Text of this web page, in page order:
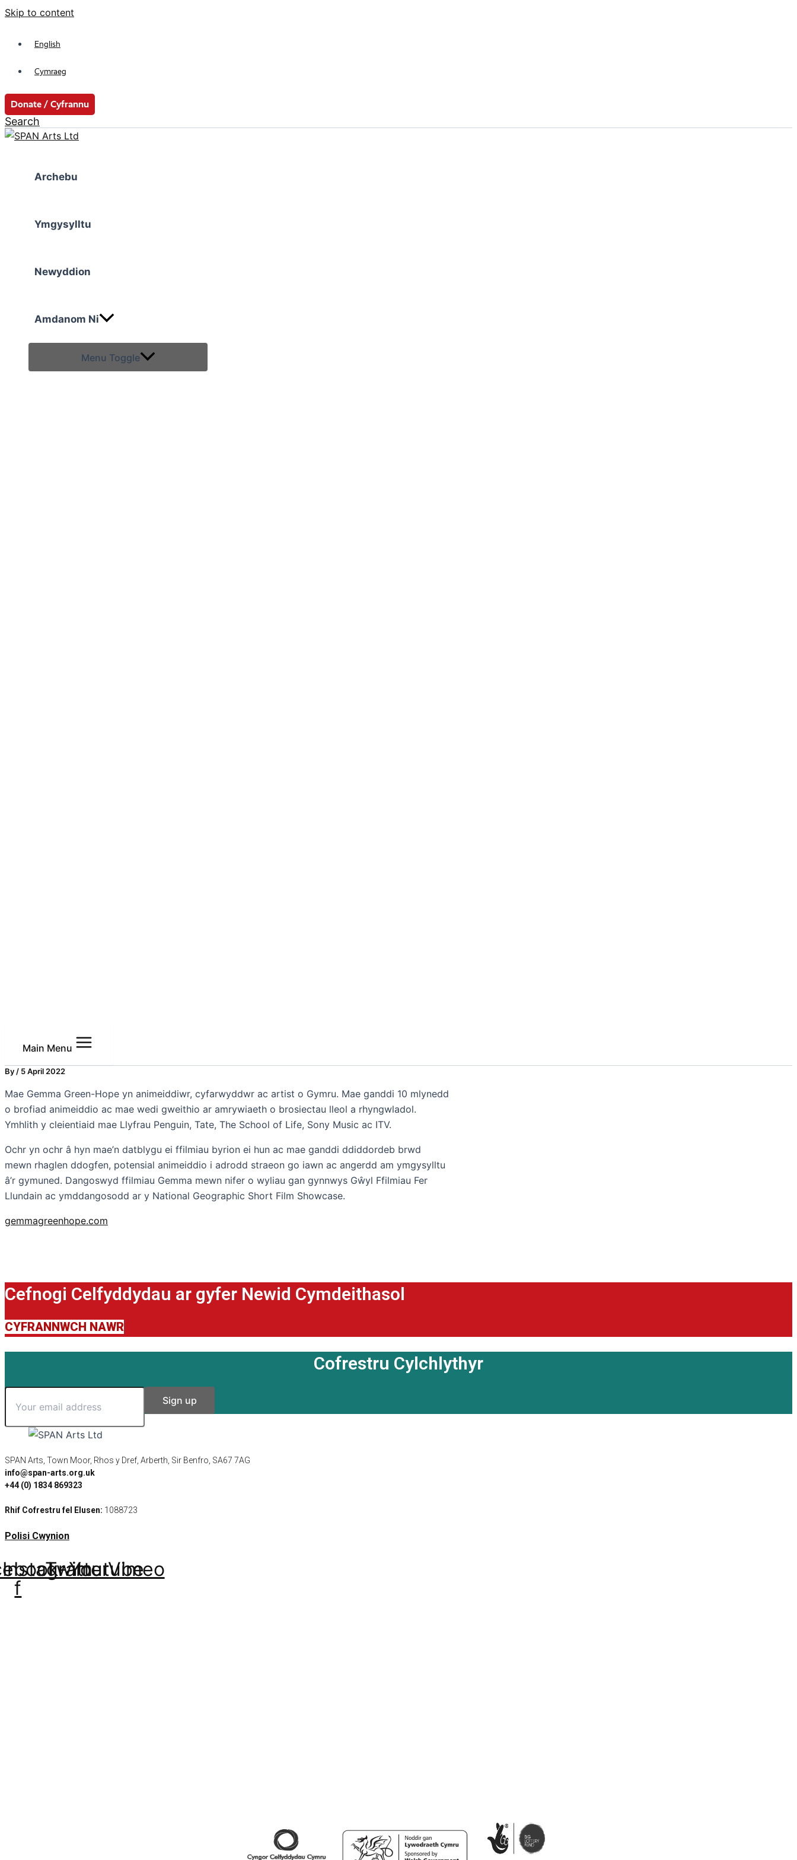
Skip to content
English
Cymraeg
Donate / Cyfrannu
Search
Archebu
Ymgysylltu
Newyddion
Amdanom Ni
Menu Toggle
Main Menu
By / 5 April 2022
Mae Gemma Green-Hope yn animeiddiwr, cyfarwyddwr ac artist o Gymru. Mae ganddi 10 mlynedd
o brofiad animeiddio ac mae wedi gweithio ar amrywiaeth o brosiectau lleol a rhyngwladol.
Ymhlith y cleientiaid mae Llyfrau Penguin, Tate, The School of Life, Sony Music ac ITV.
Ochr yn ochr â hyn mae’n datblygu ei ffilmiau byrion ei hun ac mae ganddi ddiddordeb brwd
mewn rhaglen ddogfen, potensial animeiddio i adrodd straeon go iawn ac angerdd am ymgysylltu
â’r gymuned. Dangoswyd ffilmiau Gemma mewn nifer o wyliau gan gynnwys Gŵyl Ffilmiau Fer
Llundain ac ymddangosodd ar y National Geographic Short Film Showcase.
gemmagreenhope.com
Cefnogi Celfyddydau ar gyfer Newid Cymdeithasol
CYFRANNWCH NAWR
Cofrestru Cylchlythyr
SPAN Arts, Town Moor, Rhos y Dref, Arberth, Sir Benfro, SA67 7AG
info@span-arts.org.uk
+44 (0) 1834 869323
Rhif Cofrestru fel Elusen: 1088723
Polisi Cwynion
f
Instagram
Twitter
Youtube
Vimeo